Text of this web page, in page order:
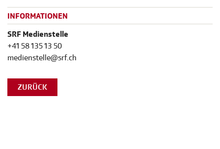
INFORMATIONEN
SRF Medienstelle
+41 58 135 13 50
medienstelle@srf.ch
ZURÜCK